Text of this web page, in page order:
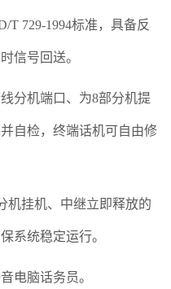
T 729-1994标准，具备反
信号回送。
分机端口、为8部分机提
自检，终端话机可自由修
机挂机、中继立即释放的
系统稳定运行。
电脑话务员。